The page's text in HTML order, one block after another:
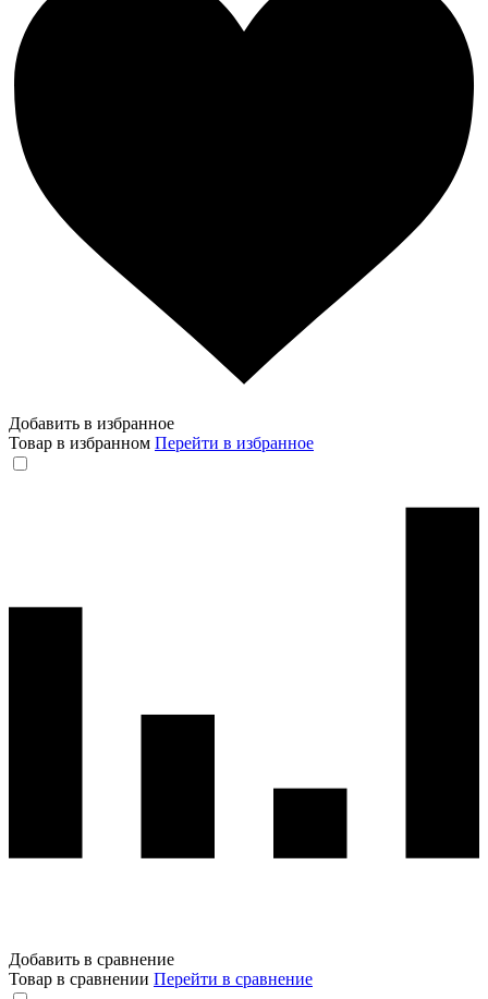
Добавить в избранное
Товар в избранном Перейти в избранное
Добавить в сравнение
Товар в сравнении Перейти в сравнение